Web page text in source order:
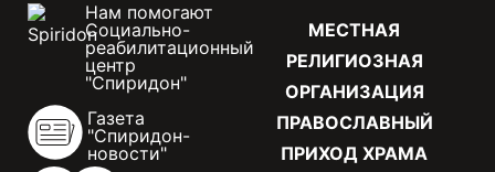
МЕСТНАЯ
РЕЛИГИОЗНАЯ
ОРГАНИЗАЦИЯ
ПРАВОСЛАВНЫЙ
ПРИХОД ХРАМА
Нам помогают
Социально-
реабилитационный
центр
"Спиридон"
Газета
"Спиридон-
новости"